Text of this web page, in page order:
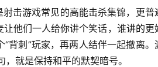
击游戏常见的高能击杀集锦，更普
他们一人给你讲个笑话，谁讲的更
背刺”玩家，再两人结伴一起撤离。
就是保持和平的默契暗号。